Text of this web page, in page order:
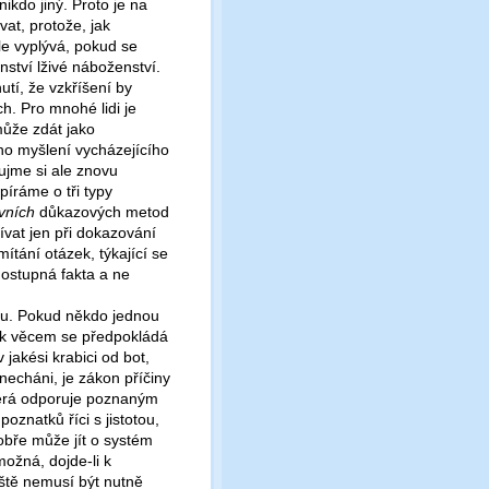
jiný. Proto je na
protože, jak
vyplývá, pokud se
lživé náboženství.
že vzkříšení by
Pro mnohé lidi je
zdát jako
myšlení vycházejícího
si ale znovu
o tři typy
důkazových metod
jen při dokazování
otázek, týkající se
fakta a ne
Pokud někdo jednou
věcem se předpokládá
krabici od bot,
je zákon příčiny
odporuje poznaným
říci s jistotou,
může jít o systém
dojde-li k
nemusí být nutně